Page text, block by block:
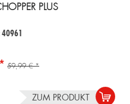
PLUS
40961
59,99 € *
ZUM PRODUKT